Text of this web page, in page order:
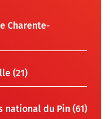
Charente-
(21)
national du Pin (61)